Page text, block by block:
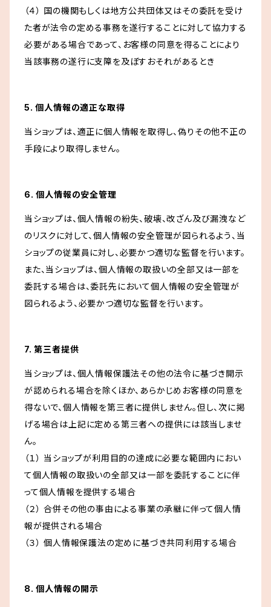
（４） 国の機関もしくは地方公共団体又はその委託を受け
た者が法令の定める事務を遂行することに対して協力する
必要がある場合であって、お客様の同意を得ることにより
当該事務の遂行に支障を及ぼすおそれがあるとき
5. 個人情報の適正な取得
当ショップは、適正に個人情報を取得し、偽りその他不正の
手段により取得しません。
6. 個人情報の安全管理
当ショップは、個人情報の紛失、破壊、改ざん及び漏洩など
のリスクに対して、個人情報の安全管理が図られるよう、当
ショップの従業員に対し、必要かつ適切な監督を行います。
また、当ショップは、個人情報の取扱いの全部又は一部を
委託する場合は、委託先において個人情報の安全管理が
図られるよう、必要かつ適切な監督を行います。
7. 第三者提供
当ショップは、個人情報保護法その他の法令に基づき開示
が認められる場合を除くほか、あらかじめお客様の同意を
得ないで、個人情報を第三者に提供しません。但し、次に掲
げる場合は上記に定める第三者への提供には該当しませ
ん。
（１） 当ショップが利用目的の達成に必要な範囲内におい
て個人情報の取扱いの全部又は一部を委託することに伴
って個人情報を提供する場合
（２） 合併その他の事由による事業の承継に伴って個人情
報が提供される場合
（３） 個人情報保護法の定めに基づき共同利用する場合
8. 個人情報の開示